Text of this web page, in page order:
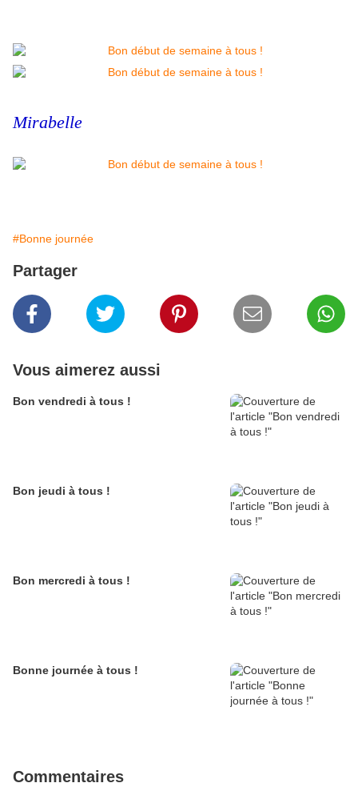
Mirabelle
#Bonne journée
Partager
Vous aimerez aussi
Bon vendredi à tous !
Bon jeudi à tous !
Bon mercredi à tous !
Bonne journée à tous !
Commentaires